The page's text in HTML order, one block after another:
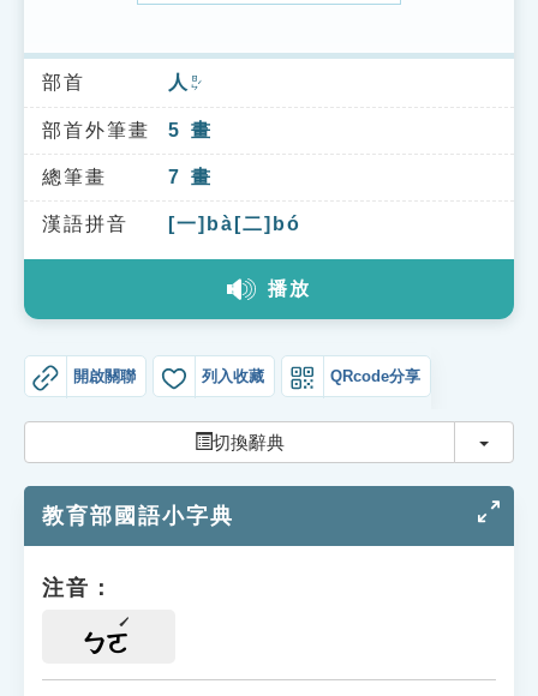
索引選單
知識索引
單字索引
生命大百科索引
教學應用
貓頭鷹博士
部首 人 ㄖㄣˊ
部首外筆畫 5 畫
總筆畫 7 畫
漢語拼音 [一]bà[二]bó
播放
開啟關聯 列入收藏 QRcode分享
切換辭典 切換
教育部國語小字典
注音：
ㄅㄛ